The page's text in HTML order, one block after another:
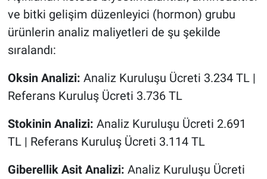
ve bitki gelişim düzenleyici (hormon) grubu
ürünlerin analiz maliyetleri de şu şekilde
sıralandı:
Oksin Analizi: Analiz Kuruluşu Ücreti 3.234 TL |
Referans Kuruluş Ücreti 3.736 TL
Stokinin Analizi: Analiz Kuruluşu Ücreti 2.691
TL | Referans Kuruluş Ücreti 3.114 TL
Giberellik Asit Analizi: Analiz Kuruluşu Ücreti